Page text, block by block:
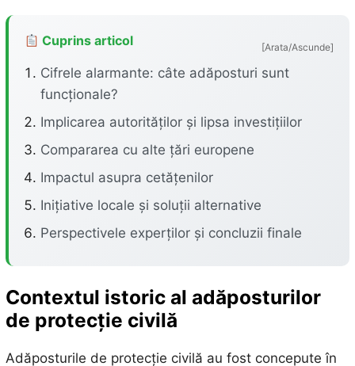
Cuprins articol [Arata/Ascunde]
Cifrele alarmante: câte adăposturi sunt
funcționale?
Implicarea autorităților și lipsa investițiilor
Compararea cu alte țări europene
Impactul asupra cetățenilor
Inițiative locale și soluții alternative
Perspectivele experților și concluzii finale
Contextul istoric al adăposturilor
de protecție civilă
Adăposturile de protecție civilă au fost concepute în